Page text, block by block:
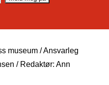
museum / Ansvarleg
/ Redaktør: Ann